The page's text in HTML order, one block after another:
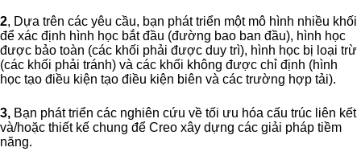
2, Dựa trên các yêu cầu, bạn phát triển một mô hình nhiều khối
để xác định hình học bắt đầu (đường bao ban đầu), hình học
được bảo toàn (các khối phải được duy trì), hình học bị loại trừ
(các khối phải tránh) và các khối không được chỉ định (hình
học tạo điều kiện tạo điều kiện biên và các trường hợp tải).
3, Bạn phát triển các nghiên cứu về tối ưu hóa cấu trúc liên kết
và/hoặc thiết kế chung để Creo xây dựng các giải pháp tiềm
năng.